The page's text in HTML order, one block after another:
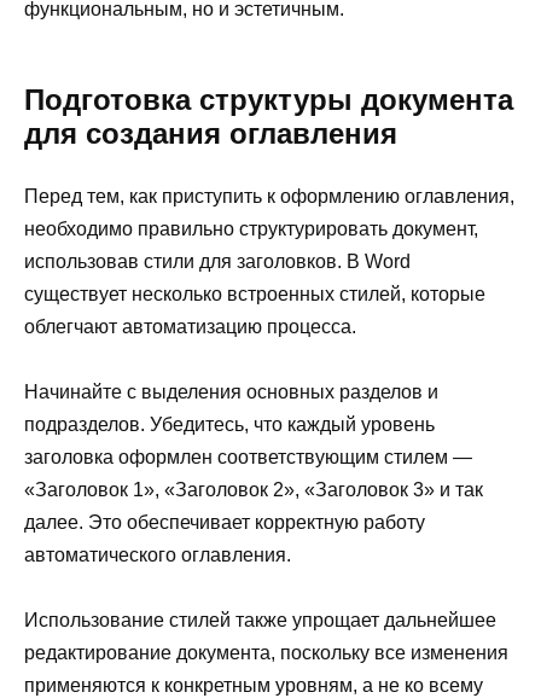
функциональным, но и эстетичным.
Подготовка структуры документа
для создания оглавления
Перед тем, как приступить к оформлению оглавления,
необходимо правильно структурировать документ,
использовав стили для заголовков. В Word
существует несколько встроенных стилей, которые
облегчают автоматизацию процесса.
Начинайте с выделения основных разделов и
подразделов. Убедитесь, что каждый уровень
заголовка оформлен соответствующим стилем —
«Заголовок 1», «Заголовок 2», «Заголовок 3» и так
далее. Это обеспечивает корректную работу
автоматического оглавления.
Использование стилей также упрощает дальнейшее
редактирование документа, поскольку все изменения
применяются к конкретным уровням, а не ко всему